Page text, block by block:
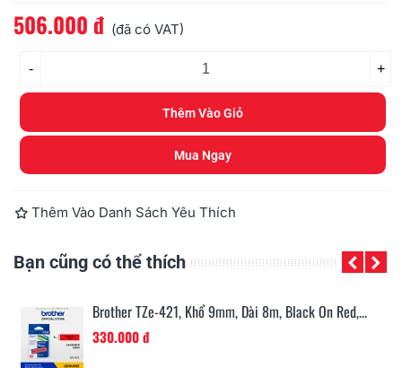
506.000 đ (đã có VAT)
- +
Thêm Vào Giỏ
Mua Ngay
Thêm Vào Danh Sách Yêu Thích
Bạn cũng có thể thích
Brother TZe-421, Khổ 9mm, Dài 8m, Black On Red,...
330.000 đ